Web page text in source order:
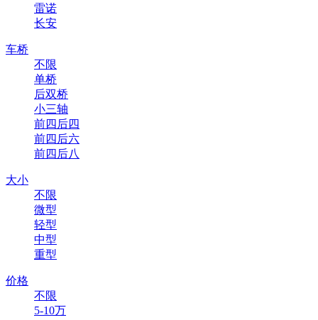
雷诺
长安
车桥
不限
单桥
后双桥
小三轴
前四后四
前四后六
前四后八
大小
不限
微型
轻型
中型
重型
价格
不限
5-10万